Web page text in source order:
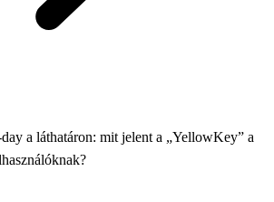
a láthatáron: mit jelent a „YellowKey” a